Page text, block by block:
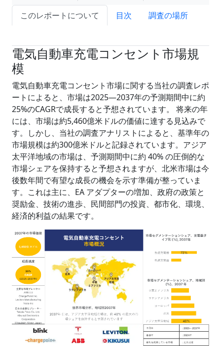
このレポートについて 目次
調査の場所
電気自動車充電コンセント市場規
模
電気自動車充電コンセント市場に関する当社の調査レポ
ートによると、市場は2025―2037年の予測期間中に約
25%のCAGRで成長すると予想されています。 将来の年
には、市場は約5,460億米ドルの価値に達する見込みで
す。しかし、当社の調査アナリストによると、基準年の
市場規模は約300億米ドルと記録されています。アジア
太平洋地域の市場は、予測期間中に約 40% の圧倒的な
市場シェアを保持すると予想されますが、北米市場は今
後数年間で有望な成長の機会を示す準備が整っていま
す。これは主に、EA アダプターの増加、政府の政策と
奨励金、技術の進歩、民間部門の投資、都市化、環境、
経済的利益の結果です。